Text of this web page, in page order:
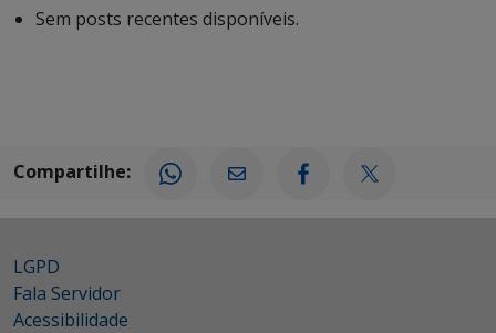
Sem posts recentes disponíveis.
Compartilhe:
LGPD
Fala Servidor
Acessibilidade